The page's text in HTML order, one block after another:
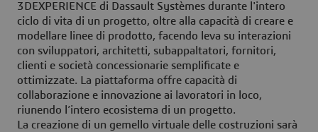
3DEXPERIENCE di Dassault Systèmes durante l'intero
ciclo di vita di un progetto, oltre alla capacità di creare e
modellare linee di prodotto, facendo leva su interazioni
con sviluppatori, architetti, subappaltatori, fornitori,
clienti e società concessionarie semplificate e
ottimizzate. La piattaforma offre capacità di
collaborazione e innovazione ai lavoratori in loco,
riunendo l’intero ecosistema di un progetto.
La creazione di un gemello virtuale delle costruzioni sarà